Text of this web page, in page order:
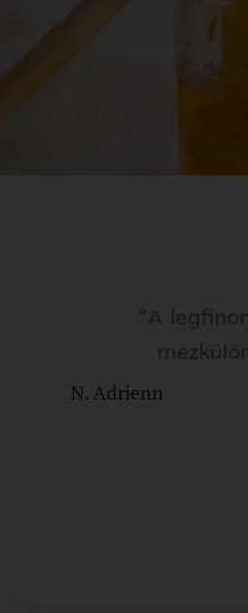
“A
N. Adrienn